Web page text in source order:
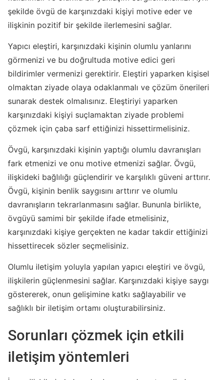
şekilde övgü de karşınızdaki kişiyi motive eder ve
ilişkinin pozitif bir şekilde ilerlemesini sağlar.
Yapıcı eleştiri, karşınızdaki kişinin olumlu yanlarını
görmenizi ve bu doğrultuda motive edici geri
bildirimler vermenizi gerektirir. Eleştiri yaparken kişisel
olmaktan ziyade olaya odaklanmalı ve çözüm önerileri
sunarak destek olmalısınız. Eleştiriyi yaparken
karşınızdaki kişiyi suçlamaktan ziyade problemi
çözmek için çaba sarf ettiğinizi hissettirmelisiniz.
Övgü, karşınızdaki kişinin yaptığı olumlu davranışları
fark etmenizi ve onu motive etmenizi sağlar. Övgü,
ilişkideki bağlılığı güçlendirir ve karşılıklı güveni arttırır.
Övgü, kişinin benlik saygısını arttırır ve olumlu
davranışların tekrarlanmasını sağlar. Bununla birlikte,
övgüyü samimi bir şekilde ifade etmelisiniz,
karşınızdaki kişiye gerçekten ne kadar takdir ettiğinizi
hissettirecek sözler seçmelisiniz.
Olumlu iletişim yoluyla yapılan yapıcı eleştiri ve övgü,
ilişkilerin güçlenmesini sağlar. Karşınızdaki kişiye saygı
göstererek, onun gelişimine katkı sağlayabilir ve
sağlıklı bir iletişim ortamı oluşturabilirsiniz.
Sorunları çözmek için etkili
iletişim yöntemleri